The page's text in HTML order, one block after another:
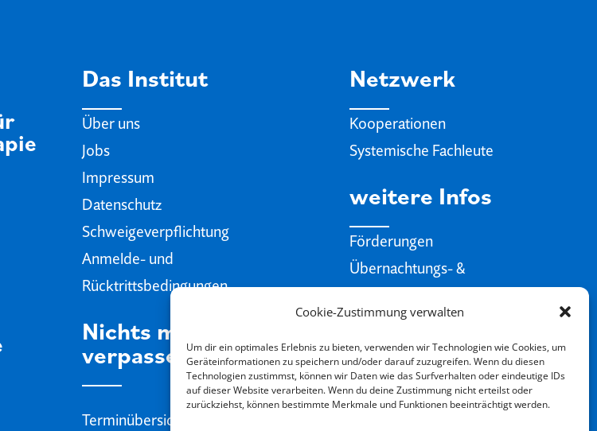
Cookie-Zustimmung verwalten
Um dir ein optimales Erlebnis zu bieten, verwenden wir Technologien wie Cookies, um
Geräteinformationen zu speichern und/oder darauf zuzugreifen. Wenn du diesen
Technologien zustimmst, können wir Daten wie das Surfverhalten oder eindeutige IDs
auf dieser Website verarbeiten. Wenn du deine Zustimmung nicht erteilst oder
zurückziehst, können bestimmte Merkmale und Funktionen beeinträchtigt werden.
Das Institut
Über uns
Jobs
Impressum
Datenschutz
Schweigeverpflichtung
Anmelde- und
Rücktrittsbedingungen
Nichts mehr
verpassen
Terminübersicht
Netzwerk
Kooperationen
Systemische Fachleute
weitere Infos
Förderungen
Übernachtungs- &
Gutscheine
Systemisches
Blog-Beiträge & Videos